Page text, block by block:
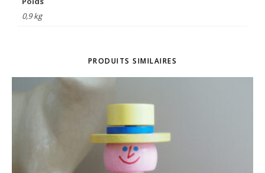
0,9 kg
PRODUITS SIMILAIRES